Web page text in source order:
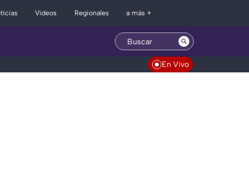
Videos Regionales a más +
En Vivo